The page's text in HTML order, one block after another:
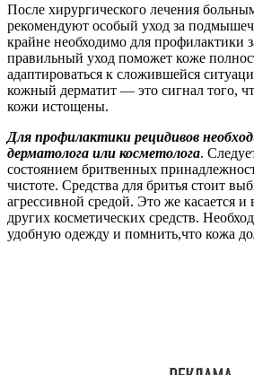
После хирургического лечения
рекомендуют особый уход за
крайне необходимо для профилактики
правильный уход поможет коже
адаптироваться к сложившейся
кожный дерматит — это сигнал того,
кожи истощены.
Для профилактики рецидивов
дерматолога или косметолога.
состоянием бритвенных
чистоте. Средства для бритья стоит
агрессивной средой. Это же касается и
других косметических средств.
удобную одежду и помнить,что кожа